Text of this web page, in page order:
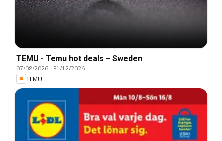
TEMU - Temu hot deals – Sweden
07/08/2026-31/12/2026
TEMU